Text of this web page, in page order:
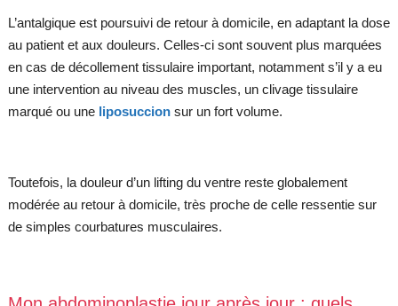
L’antalgique est poursuivi de retour à domicile, en adaptant la dose
au patient et aux douleurs. Celles-ci sont souvent plus marquées
en cas de décollement tissulaire important, notamment s’il y a eu
une intervention au niveau des muscles, un clivage tissulaire
marqué ou une liposuccionsur un fort volume.
Toutefois, la douleur d’un lifting du ventre reste globalement
modérée au retour à domicile, très proche de celle ressentie sur
de simples courbatures musculaires.